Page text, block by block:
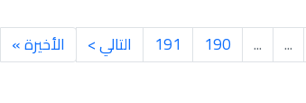
...
...
190
191 التالي > الأخيرة »